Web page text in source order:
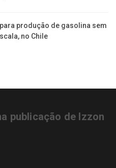
produção de gasolina sem
no Chile
publicação de Izzon